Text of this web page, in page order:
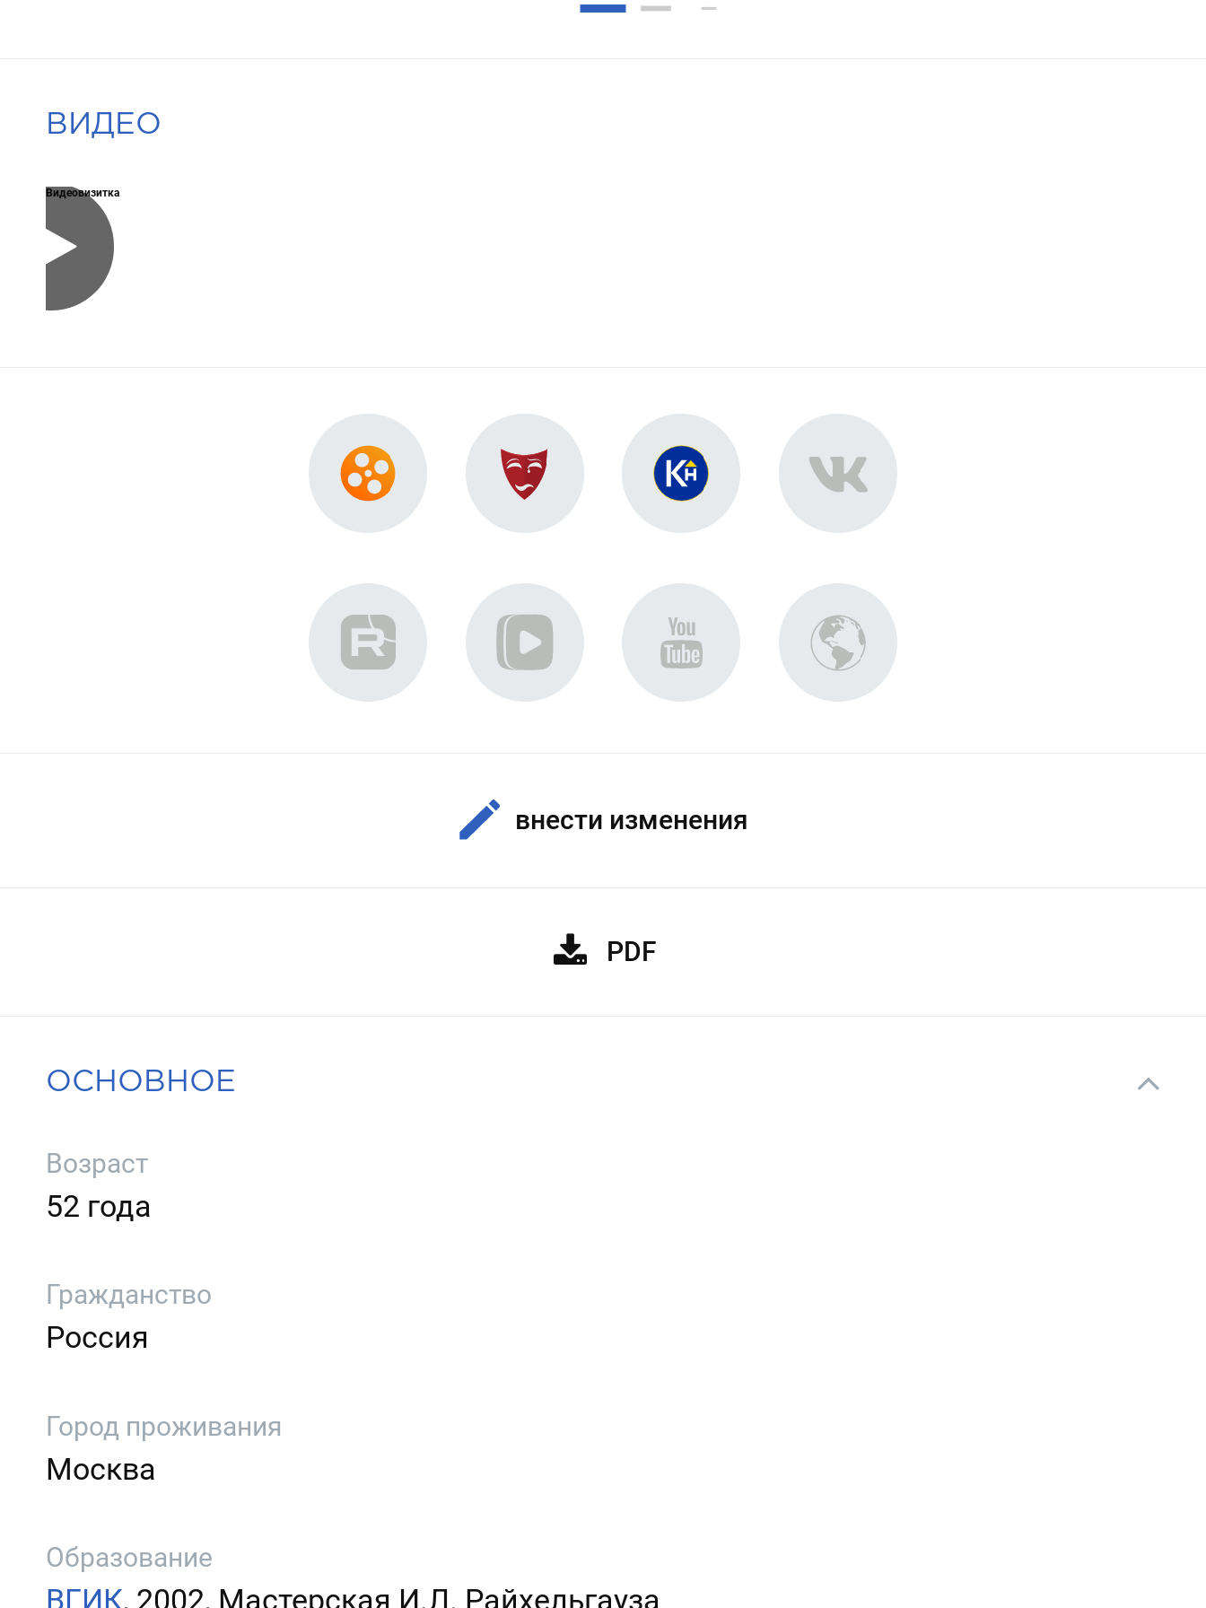
ВИДЕО
Видеовизитка
внести изменения
PDF
ОСНОВНОЕ
Возраст
52 года
Гражданство
Россия
Город проживания
Москва
Образование
ВГИК, 2002, Мастерская И.Л. Райхельгауза